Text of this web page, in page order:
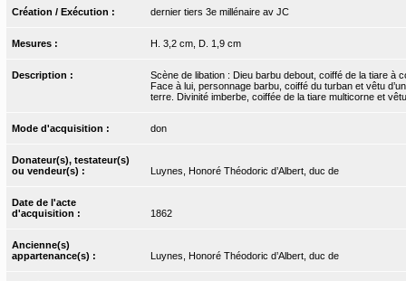
Création / Exécution : dernier tiers 3e millénaire av JC
Mesures : H. 3,2 cm, D. 1,9 cm
Description :
Scène de libation : Dieu barbu debout, coiffé de la tiare à
Face à lui, personnage barbu, coiffé du turban et vêtu
terre. Divinité imberbe, coiffée de la tiare multicorne et
Mode d'acquisition : don
Donateur(s), testateur(s)
ou vendeur(s) :
Luynes, Honoré Théodoric d’Albert, duc de
Date de l'acte
d'acquisition :
1862
Ancienne(s)
appartenance(s) :
Luynes, Honoré Théodoric d’Albert, duc de